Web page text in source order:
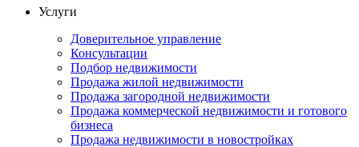
Услуги
Доверительное управление
Консультации
Подбор недвижимости
Продажа жилой недвижимости
Продажа загородной недвижимости
Продажа коммерческой недвижимости и готового
бизнеса
Продажа недвижимости в новостройках